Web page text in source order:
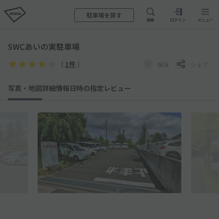
駐車場を貸す
検索 ログイン メニュー
SWCあいの実駐車場
（ 1件 ） 保存 シェア
写真・地図詳細情報日時の指定 レビュー